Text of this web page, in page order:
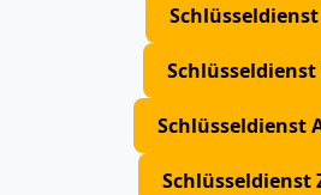
Schlüsseldienst
Schlüsseldienst
Schlüsseldienst